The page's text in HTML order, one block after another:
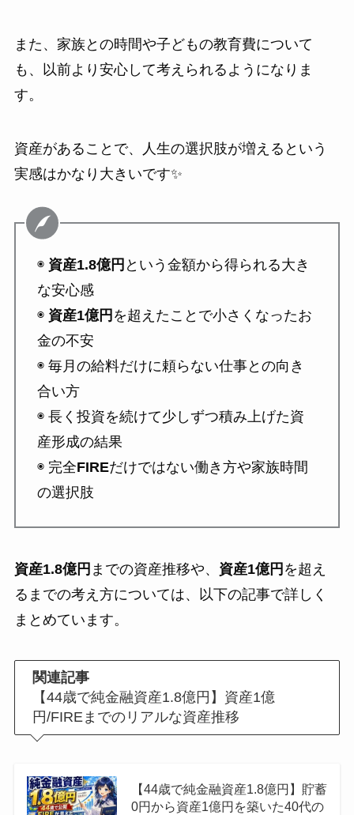
また、家族との時間や子どもの教育費について
も、以前より安心して考えられるようになりま
す。
資産があることで、人生の選択肢が増えるという
実感はかなり大きいです✨
◉ 資産1.8億円 という金額から得られる大き
な安心感
◉ 資産1億円 を超えたことで小さくなったお
金の不安
◉ 毎月の給料だけに頼らない仕事との向き
合い方
◉ 長く投資を続けて少しずつ積み上げた資
産形成の結果
◉ 完全FIREだけではない働き方や家族時間
の選択肢
資産1.8億円 までの資産推移や、 資産1億円 を超え
るまでの考え方については、以下の記事で詳しく
まとめています。
関連記事
【44歳で純金融資産1.8億円】資産1億
円/FIREまでのリアルな資産推移
【44歳で純金融資産1.8億円】貯蓄
0円から資産1億円を築いた40代の